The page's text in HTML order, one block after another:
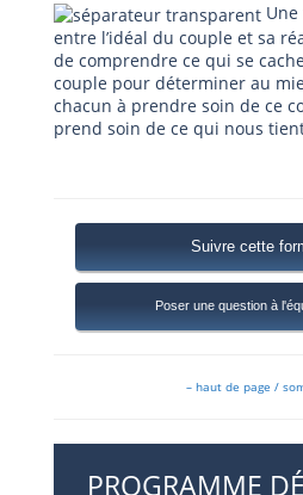
entre l’idéal du couple et sa
de comprendre ce qui se
couple pour déterminer au
chacun à prendre soin de ce
prend soin de ce qui nous
Suivre cette
Poser une question à
– haut de page /
PROGRAMME